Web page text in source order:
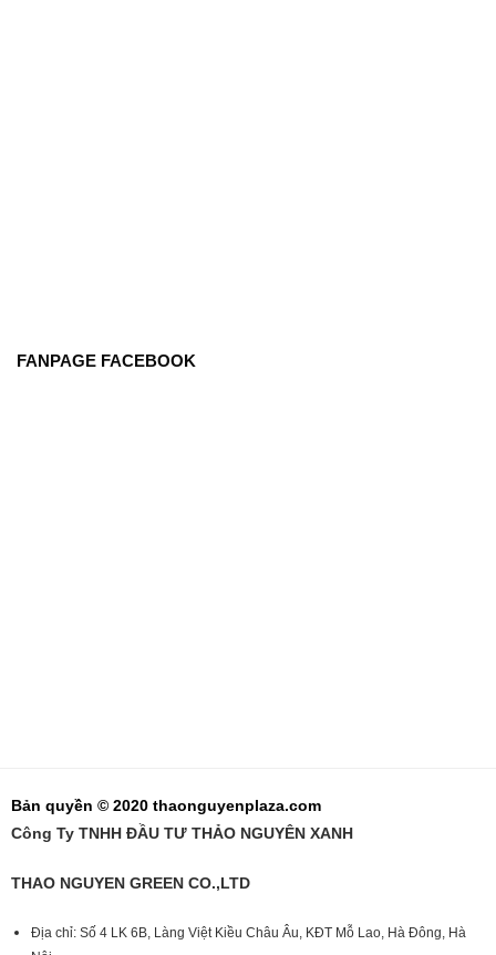
FANPAGE FACEBOOK
Bản quyền © 2020 thaonguyenplaza.com
Công Ty TNHH ĐẦU TƯ THẢO NGUYÊN XANH
THAO NGUYEN GREEN CO.,LTD
Địa chỉ: Số 4 LK 6B, Làng Việt Kiều Châu Âu, KĐT Mỗ Lao, Hà Đông, Hà